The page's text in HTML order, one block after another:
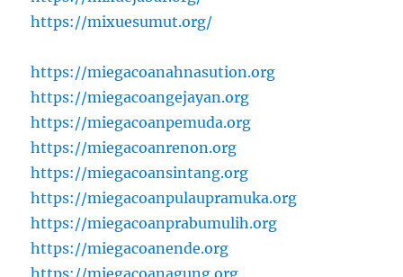
https://mixuesumut.org/
https://miegacoanahnasution.org
https://miegacoangejayan.org
https://miegacoanpemuda.org
https://miegacoanrenon.org
https://miegacoansintang.org
https://miegacoanpulaupramuka.org
https://miegacoanprabumulih.org
https://miegacoanende.org
https://miegacoanagung.org